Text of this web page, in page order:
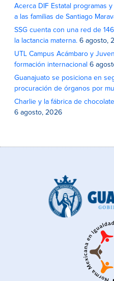
Acerca DIF Estatal programas
a las familias de Santiago
SSG cuenta con una red de
la lactancia materna. 6 agosto,
UTL Campus Acámbaro y
formación internacional 6
Guanajuato se posiciona en
procuración de órganos por
Charlie y la fábrica de
6 agosto, 2026